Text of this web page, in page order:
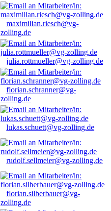
maximilian.riesch@vg-
zolling.de
julia.rottmueller@vg-zolling.de
florian.schranner@vg-
zolling.de
lukas.schuett@vg-zolling.de
rudolf.sellmeier@vg-zolling.de
florian.silberbauer@vg-
zolling.de